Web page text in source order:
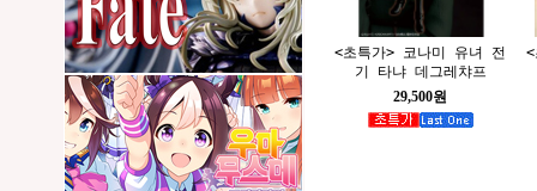
<초특가> 코나미 유녀 전
기 타냐 데그레챠프
29,500원